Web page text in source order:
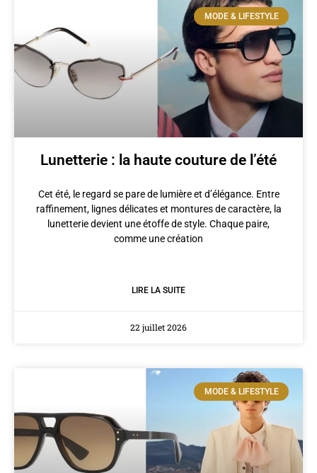
MODE & LIFESTYLE
Lunetterie : la haute couture de l’été
Cet été, le regard se pare de lumière et d’élégance. Entre
raffinement, lignes délicates et montures de caractère, la
lunetterie devient une étoffe de style. Chaque paire,
comme une création
LIRE LA SUITE
22 juillet 2026
MODE & LIFESTYLE